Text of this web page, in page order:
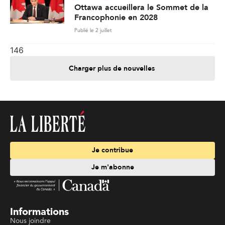
Ottawa accueillera le Sommet de la
Francophonie en 2028
Publié le 2 juillet
146
Charger plus de nouvelles
Je contribue
Je m'abonne
Informations
Nous joindre